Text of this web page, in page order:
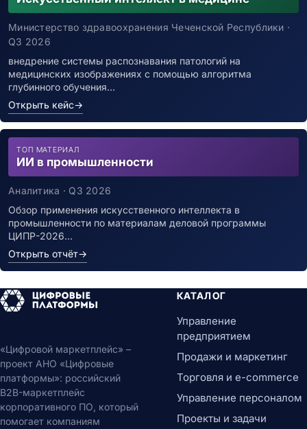
Каталоги данных
Хранилища данных
Хранилища данных (DWH)
Озёра данных (Data Lake)
Аналитические СУБД
Потоковая обработка
Машинное обучение и ИИ
ML-платформы
Предиктивная аналитика
AutoML-платформы
Платформы ИИ и GenAI
Компьютерное зрение
Документооборот и контент
Корпоративный контент (ECM)
ECM-системы
EDMS-системы
eDiscovery системы
Управление сайтом (CMS)
Headless CMS
Конструкторы сайтов
DXP платформы
Обработка документов
Генерация документов
OCR системы
Министерство здравоохранения Чеченской Республики ·
Q3 2026
внедрение системы распознавания патологий на
медицинских изображениях с помощью алгоритма
глубинного обучения…
Открыть кейс→
ТОП МАТЕРИАЛ
ИИ в промышленности
Аналитика · Q3 2026
Обзор применения искусственного интеллекта в
промышленности по материалам деловой программы
ЦИПР-2026…
Открыть отчёт→
«Цифровой маркетплейс» –
проект АНО «Цифровые
платформы»: российский
B2B-маркетплейс
корпоративного ПО, который
помогает компаниям
КАТАЛОГ
Управление
предприятием
Продажи и маркетинг
Торговля и e-commerce
Управление персоналом
Проекты и задачи